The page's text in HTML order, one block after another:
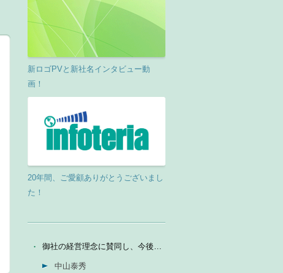
新ロゴPVと新社名インタビュー動
画！
20年間、ご愛顧ありがとうございまし
た！
御社の経営理念に賛同し、今後の成長を期待して今日微量なが...
中山泰秀